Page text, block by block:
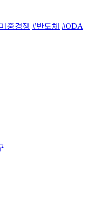
중경쟁 #반도체 #ODA